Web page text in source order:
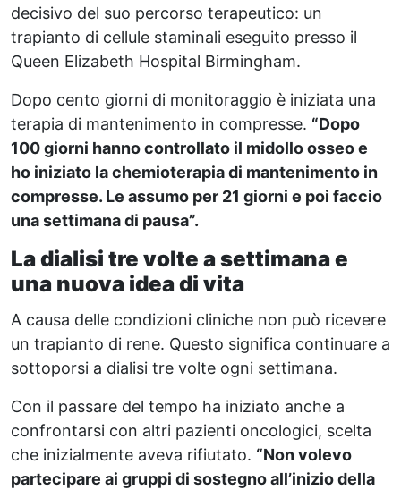
decisivo del suo percorso terapeutico: un
trapianto di cellule staminali eseguito presso il
Queen Elizabeth Hospital Birmingham.
Dopo cento giorni di monitoraggio è iniziata una
terapia di mantenimento in compresse. “Dopo
100 giorni hanno controllato il midollo osseo e
ho iniziato la chemioterapia di mantenimento in
compresse. Le assumo per 21 giorni e poi faccio
una settimana di pausa”.
La dialisi tre volte a settimana e
una nuova idea di vita
A causa delle condizioni cliniche non può ricevere
un trapianto di rene. Questo significa continuare a
sottoporsi a dialisi tre volte ogni settimana.
Con il passare del tempo ha iniziato anche a
confrontarsi con altri pazienti oncologici, scelta
che inizialmente aveva rifiutato. “Non volevo
partecipare ai gruppi di sostegno all’inizio della